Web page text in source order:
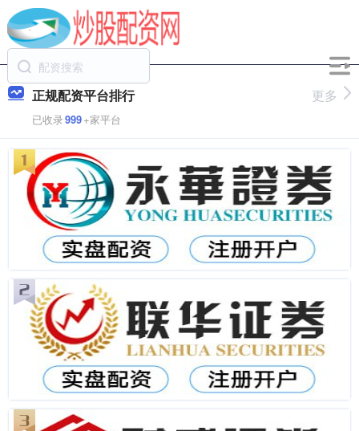
正规配资平台排行
已收录999+家平台
更多